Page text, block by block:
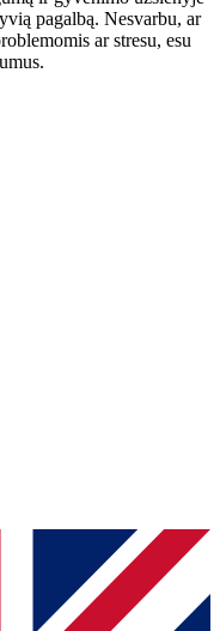
pagalbą. Nesvarbu, ar
ar stresu, esu